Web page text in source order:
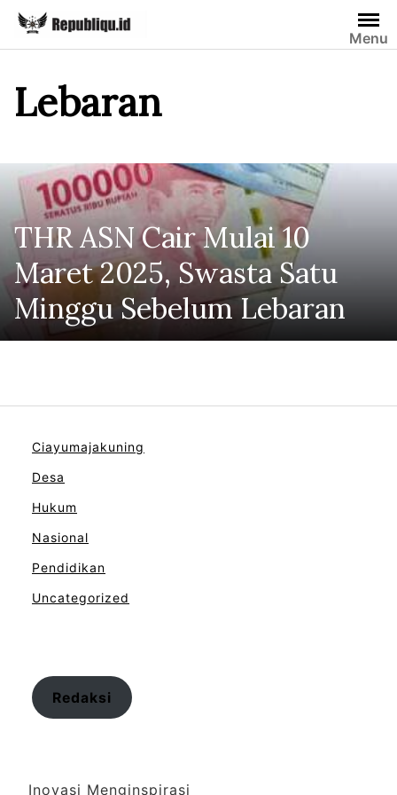
Skip
content
Menu
Lebaran
THR ASN Cair Mulai 10
Maret 2025, Swasta Satu
Minggu Sebelum Lebaran
Ciayumajakuning
Desa
Hukum
Nasional
Pendidikan
Uncategorized
Redaksi
Inovasi Menginspirasi